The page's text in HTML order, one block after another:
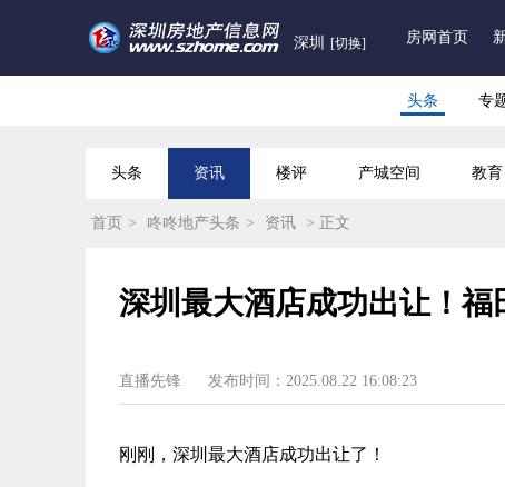
深圳 [切换] 房网首页
头条 专
头条 资讯 楼评 产城空间 教育
首页 > 咚咚地产头条 > 资讯 > 正文
深圳最大酒店成功出让！
直播先锋 发布时间：2025.08.22 16:08:23
刚刚，深圳最大酒店成功出让了！